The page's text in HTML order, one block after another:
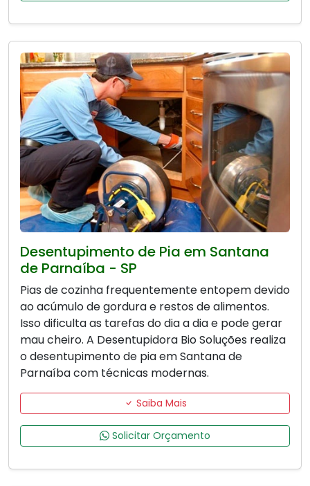
Desentupimento de Pia em Santana
de Parnaíba - SP
Pias de cozinha frequentemente entopem devido
ao acúmulo de gordura e restos de alimentos.
Isso dificulta as tarefas do dia a dia e pode gerar
mau cheiro. A Desentupidora Bio Soluções realiza
o desentupimento de pia em Santana de
Parnaíba com técnicas modernas.
Saiba Mais
Solicitar Orçamento